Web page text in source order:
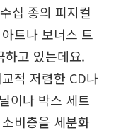
십 종의 피지컬
트나 보너스 트
하고 있는데요.
적 저렴한 CD나
이나 박스 세트
비층을 세분화